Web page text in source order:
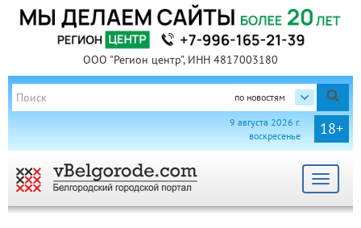
ООО "Регион центр", ИНН 4817003180
по новостям
18+
9 августа 2026 г.
воскресенье
Toggle